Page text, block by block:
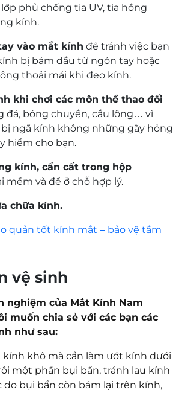
phủ chống tia UV, tia hồng
kính.
vào mắt kính để tránh việc bạn
bị bám dầu từ ngón tay hoặc
thoải mái khi đeo kính.
khi chơi các môn thể thao đối
đá, bóng chuyền, cầu lông… vì
ngã kính không những gãy hỏng
hiểm cho bạn.
kính, cần cất trong hộp
mềm và để ở chỗ hợp lý.
chữa kính.
quản tốt kính mắt – bảo vệ tầm
vệ sinh
nghiệm của Mắt Kính Nam
muốn chia sẻ với các bạn các
như sau:
kính khô mà cần làm ướt kính dưới
một phần bụi bẩn, tránh lau kính
do bụi bẩn còn bám lại trên kính,